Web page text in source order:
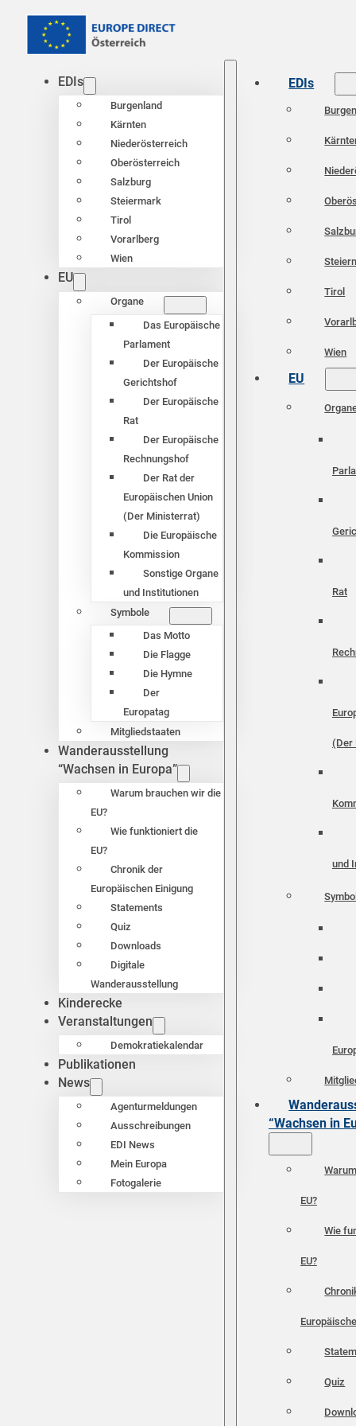
EDIs
Burgenland
Kärnten
Niederösterreich
Oberösterreich
Salzburg
Steiermark
Tirol
Vorarlberg
Wien
EU
Organe
Das Europäische
Parlament
Der Europäische
Gerichtshof
Der Europäische
Rat
Der Europäische
Rechnungshof
Der Rat der
Europäischen Union
(Der Ministerrat)
Die Europäische
Kommission
Sonstige Organe
und Institutionen
Symbole
Das Motto
Die Flagge
Die Hymne
Der
Europatag
Mitgliedstaaten
Wanderausstellung
“Wachsen in Europa”
Warum brauchen wir die
EU?
Wie funktioniert die
EU?
Chronik der
Europäischen Einigung
Statements
Quiz
Downloads
Digitale
Wanderausstellung
Kinderecke
Veranstaltungen
Demokratiekalendar
Publikationen
News
Agenturmeldungen
Ausschreibungen
EDI News
Mein Europa
Fotogalerie
EDIs
Tirol
Wien
EU
Rat
(Der
und
“Wachsen in
EU?
Wie
EU?
Quiz